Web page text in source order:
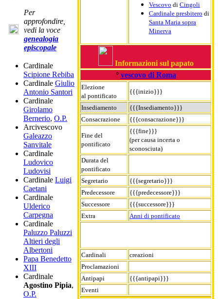
Vescovo di Cingoli
Cardinale presbitero di
Santa Maria sopra
Minerva
Informazioni sul papato
° vescovo di Roma
Elezione
al pontificato
{{{inizio}}}
Insediamento
{{{Insediamento}}}
Consacrazione
{{{consacrazione}}}
Fine del
pontificato
{{{fine}}}
(per causa incerta o
sconosciuta)
Durata del
pontificato
Segretario
{{{segretario}}}
Predecessore
{{{predecessore}}}
Successore
{{{successore}}}
Extra
Anni di pontificato
Cardinali
creazioni
Proclamazioni
Antipapi
{{{antipapi}}}
Eventi
Per
approfondire,
vedi la voce
genealogia
episcopale
Cardinale
Scipione Rebiba
Cardinale Giulio
Antonio Santori
Cardinale
Girolamo
Bernerio, O.P.
Arcivescovo
Galeazzo
Sanvitale
Cardinale
Ludovico
Ludovisi
Cardinale Luigi
Caetani
Cardinale
Ulderico
Carpegna
Cardinale
Paluzzo Paluzzi
Altieri degli
Albertoni
Papa Benedetto
XIII
Cardinale
Agostino Pipia,
O.P.